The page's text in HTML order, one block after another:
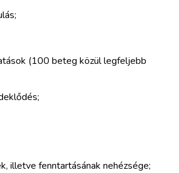
(100 beteg közül legfeljebb
illetve fenntartásának nehézsége;